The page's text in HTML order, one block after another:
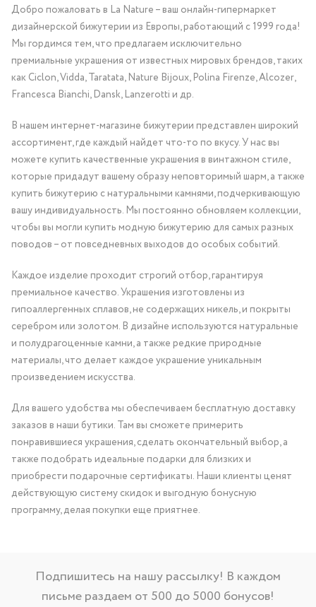
Добро пожаловать в La Nature – ваш онлайн-гипермаркет
дизайнерской бижутерии из Европы, работающий с 1999 года!
Мы гордимся тем, что предлагаем исключительно
премиальные украшения от известных мировых брендов, таких
как Ciclon, Vidda, Taratata, Nature Bijoux, Polina Firenze, Alcozer,
Francesca Bianchi, Dansk, Lanzerotti и др.
В нашем интернет-магазине бижутерии представлен широкий
ассортимент, где каждый найдет что-то по вкусу. У нас вы
можете купить качественные украшения в винтажном стиле,
которые придадут вашему образу неповторимый шарм, а также
купить бижутерию с натуральными камнями, подчеркивающую
вашу индивидуальность. Мы постоянно обновляем коллекции,
чтобы вы могли купить модную бижутерию для самых разных
поводов – от повседневных выходов до особых событий.
Каждое изделие проходит строгий отбор, гарантируя
премиальное качество. Украшения изготовлены из
гипоаллергенных сплавов, не содержащих никель, и покрыты
серебром или золотом. В дизайне используются натуральные
и полудрагоценные камни, а также редкие природные
материалы, что делает каждое украшение уникальным
произведением искусства.
Для вашего удобства мы обеспечиваем бесплатную доставку
заказов в наши бутики. Там вы сможете примерить
понравившиеся украшения, сделать окончательный выбор, а
также подобрать идеальные подарки для близких и
приобрести подарочные сертификаты. Наши клиенты ценят
действующую систему скидок и выгодную бонусную
программу, делая покупки еще приятнее.
Подпишитесь на нашу рассылку! В каждом
письме раздаем от 500 до 5000 бонусов!